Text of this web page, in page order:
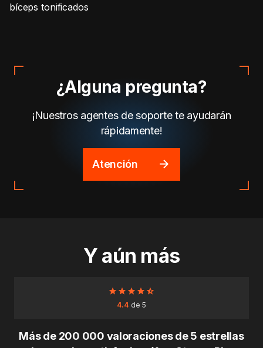
bíceps tonificados
¿Alguna pregunta?
¡Nuestros agentes de soporte te ayudarán
rápidamente!
Atención
Y aún más
4.4 de 5
Más de 200 000 valoraciones de 5 estrellas